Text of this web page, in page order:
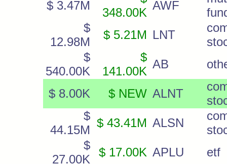
$ 3.47M
348.00K
AWF
$
12.98M
$ 5.21M LNT
$
540.00K
$
141.00K
AB
$ 8.00K $ NEW ALNT
$
44.15M
$ 43.41M ALSN
$
27.00K
$ 17.00K APLU
etf